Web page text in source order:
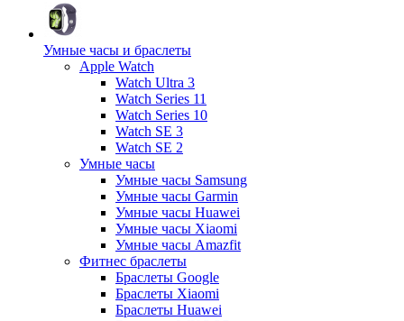
Умные часы и браслеты
Apple Watch
Watch Ultra 3
Watch Series 11
Watch Series 10
Watch SE 3
Watch SE 2
Умные часы
Умные часы Samsung
Умные часы Garmin
Умные часы Huawei
Умные часы Xiaomi
Умные часы Amazfit
Фитнес браслеты
Браслеты Google
Браслеты Xiaomi
Браслеты Huawei